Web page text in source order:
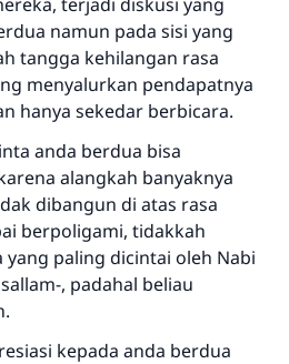
namun pada sisi yang
tangga kehilangan rasa
menyalurkan pendapatnya
hanya sekedar berbicara.
anda berdua bisa
alangkah banyaknya
dibangun di atas rasa
berpoligami, tidakkah
yang paling dicintai oleh Nabi
, padahal beliau
kepada anda berdua
no. 110845
pernikahan.